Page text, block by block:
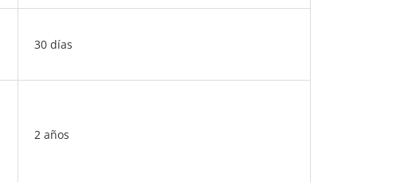
30 días
2 años